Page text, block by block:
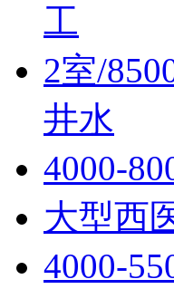
工
2室/
井水
4000-
大型西
4000-